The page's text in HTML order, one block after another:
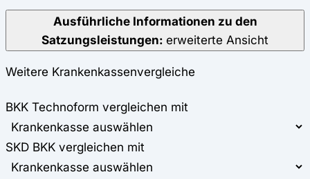
Ausführliche Informationen zu den
Satzungsleistungen: erweiterte Ansicht
Weitere Krankenkassenvergleiche
BKK Technoform vergleichen mit
SKD BKK vergleichen mit